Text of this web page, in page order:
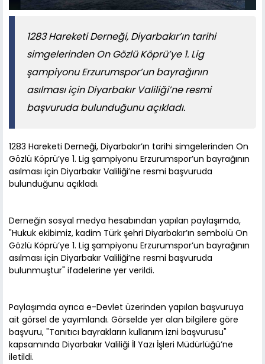
1283 Hareketi Derneği, Diyarbakır’ın tarihi
simgelerinden On Gözlü Köprü’ye 1. Lig
şampiyonu Erzurumspor’un bayrağının
asılması için Diyarbakır Valiliği’ne resmi
başvuruda bulunduğunu açıkladı.
1283 Hareketi Derneği, Diyarbakır’ın tarihi simgelerinden On
Gözlü Köprü’ye 1. Lig şampiyonu Erzurumspor’un bayrağının
asılması için Diyarbakır Valiliği’ne resmi başvuruda
bulunduğunu açıkladı.
Derneğin sosyal medya hesabından yapılan paylaşımda,
"Hukuk ekibimiz, kadim Türk şehri Diyarbakır’ın sembolü On
Gözlü Köprü’ye 1. Lig şampiyonu Erzurumspor’un bayrağının
asılması için Diyarbakır Valiliği’ne resmi başvuruda
bulunmuştur" ifadelerine yer verildi.
Paylaşımda ayrıca e-Devlet üzerinden yapılan başvuruya
ait görsel de yayımlandı. Görselde yer alan bilgilere göre
başvuru, "Tanıtıcı bayrakların kullanım izni başvurusu"
kapsamında Diyarbakır Valiliği İl Yazı İşleri Müdürlüğü’ne
iletildi.